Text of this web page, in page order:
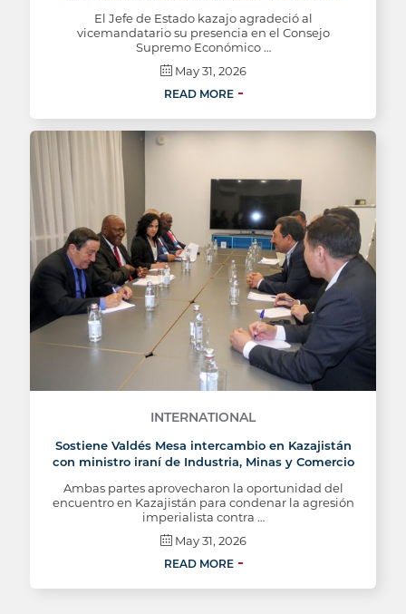
El Jefe de Estado kazajo agradeció al
vicemandatario su presencia en el Consejo
Supremo Económico …
May 31, 2026
READ MORE
INTERNATIONAL
Sostiene Valdés Mesa intercambio en Kazajistán
con ministro iraní de Industria, Minas y Comercio
Ambas partes aprovecharon la oportunidad del
encuentro en Kazajistán para condenar la agresión
imperialista contra …
May 31, 2026
READ MORE